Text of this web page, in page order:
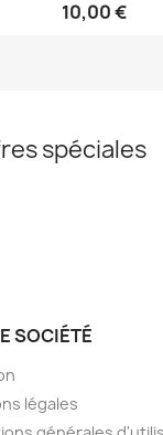
10,00 €
spéciales
SOCIÉTÉ
légales